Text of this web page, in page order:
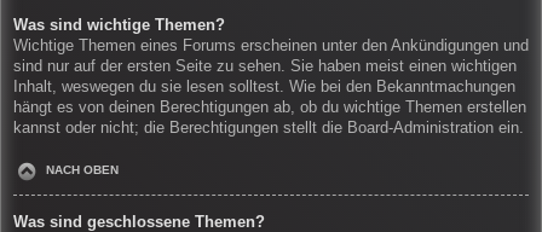
Was sind wichtige Themen?
Wichtige Themen eines Forums erscheinen unter den Ankündigungen und
sind nur auf der ersten Seite zu sehen. Sie haben meist einen wichtigen
Inhalt, weswegen du sie lesen solltest. Wie bei den Bekanntmachungen
hängt es von deinen Berechtigungen ab, ob du wichtige Themen erstellen
kannst oder nicht; die Berechtigungen stellt die Board-Administration ein.
NACH OBEN
Was sind geschlossene Themen?